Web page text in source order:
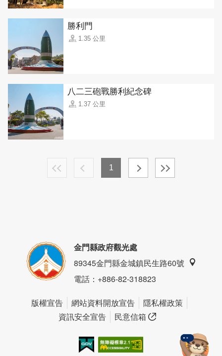
勝利門
1.35 公里
八二三砲戰勝利紀念碑
1.37 公里
1
金門縣政府觀光處
89345金門縣金城鎮民生路60號
電話：+886-82-318823
版權宣告 網站資料開放宣告
隱私權政策
資訊安全宣告
民意信箱